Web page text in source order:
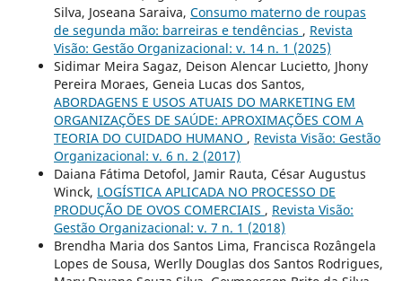
Silva, Joseana Saraiva, Consumo materno de roupas
de segunda mão: barreiras e tendências , Revista
Visão: Gestão Organizacional: v. 14 n. 1 (2025)
Sidimar Meira Sagaz, Deison Alencar Lucietto, Jhony
Pereira Moraes, Geneia Lucas dos Santos,
ABORDAGENS E USOS ATUAIS DO MARKETING EM
ORGANIZAÇÕES DE SAÚDE: APROXIMAÇÕES COM A
TEORIA DO CUIDADO HUMANO , Revista Visão: Gestão
Organizacional: v. 6 n. 2 (2017)
Daiana Fátima Detofol, Jamir Rauta, César Augustus
Winck, LOGÍSTICA APLICADA NO PROCESSO DE
PRODUÇÃO DE OVOS COMERCIAIS , Revista Visão:
Gestão Organizacional: v. 7 n. 1 (2018)
Brendha Maria dos Santos Lima, Francisca Rozângela
Lopes de Sousa, Werlly Douglas dos Santos Rodrigues,